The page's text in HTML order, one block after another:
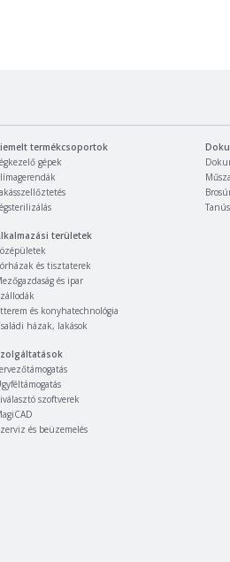
termékcsoportok
gépek
területek
és tisztaterek
és ipar
és konyhatechnológia
házak, lakások
szoftverek
és beüzemelés